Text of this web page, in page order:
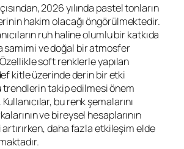
2026 yılında pastel tonların
hakim olacağı öngörülmektedir.
ruh haline olumlu bir katkıda
samimi ve doğal bir atmosfer
soft renklerle yapılan
kitle üzerinde derin bir etki
trendlerin takip edilmesi önem
bu renk şemalarını
ve bireysel hesaplarının
daha fazla etkileşim elde